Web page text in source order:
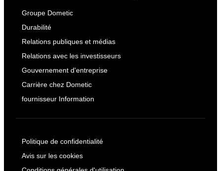
Groupe Dometic
Durabilité
Relations publiques et médias
Relations avec les investisseurs
Gouvernement d'entreprise
Carrière chez Dometic
fournisseur Information
Politique de confidentialité
Avis sur les cookies